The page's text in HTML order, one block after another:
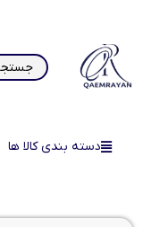
دسته بندی کالا ها